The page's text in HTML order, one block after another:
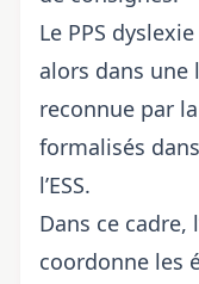
Le PPS
alors dans une
reconnue par
formalisés
l’ESS.
Dans ce cadre,
coordonne les